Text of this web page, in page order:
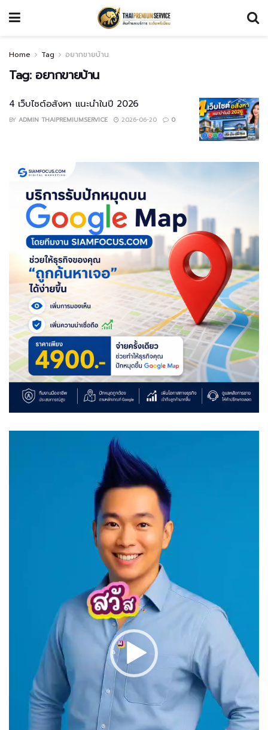
Home Tag อยากขายบ้าน
Tag: อยากขายบ้าน
4 เว็บไซต์อสังหา แนะนำในปี 2026
BY ADMIN THAIPREMIUMSERVICE 2026-06-20 0